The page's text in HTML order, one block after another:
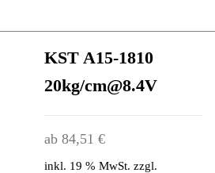
KST A15-1810
20kg/cm@8.4V
ab84,51€
inkl. 19 % MwSt. zzgl.